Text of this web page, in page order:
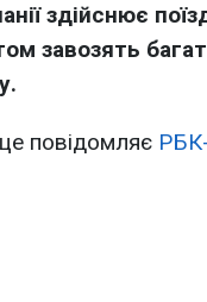
здійснює
завозять
повідомляє